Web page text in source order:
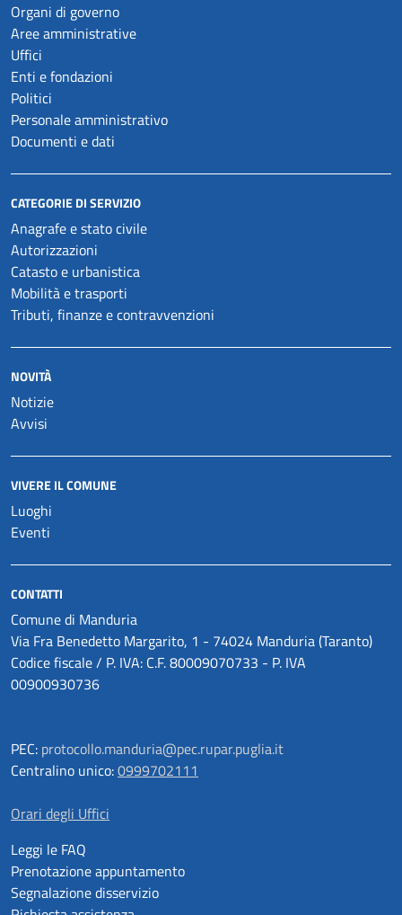
Organi di governo
Aree amministrative
Uffici
Enti e fondazioni
Politici
Personale amministrativo
Documenti e dati
CATEGORIE DI SERVIZIO
Anagrafe e stato civile
Autorizzazioni
Catasto e urbanistica
Mobilità e trasporti
Tributi, finanze e contravvenzioni
NOVITÀ
Notizie
Avvisi
VIVERE IL COMUNE
Luoghi
Eventi
CONTATTI
Comune di Manduria
Via Fra Benedetto Margarito, 1 - 74024 Manduria (Taranto)
Codice fiscale / P. IVA: C.F. 80009070733 - P. IVA
00900930736
PEC: protocollo.manduria@pec.rupar.puglia.it
Centralino unico:0999702111
Orari degli Uffici
Leggi le FAQ
Prenotazione appuntamento
Segnalazione disservizio